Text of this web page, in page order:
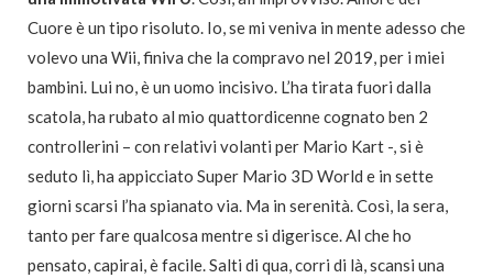
Cuore è un tipo risoluto. Io, se mi veniva in mente adesso che
volevo una Wii, finiva che la compravo nel 2019, per i miei
bambini. Lui no, è un uomo incisivo. L’ha tirata fuori dalla
scatola, ha rubato al mio quattordicenne cognato ben 2
controllerini – con relativi volanti per Mario Kart -, si è
seduto lì, ha appicciato Super Mario 3D World e in sette
giorni scarsi l’ha spianato via. Ma in serenità. Così, la sera,
tanto per fare qualcosa mentre si digerisce. Al che ho
pensato, capirai, è facile. Salti di qua, corri di là, scansi una